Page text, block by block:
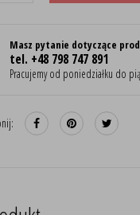
Masz pytanie dotyczące
tel. +48 798 747 891
Pracujemy od poniedziałku do